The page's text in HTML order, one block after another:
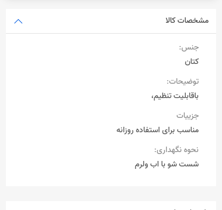
مشخصات کالا
جنس:
کتان
توضیحات:
باقابلیت تنظیم،
جزییات
مناسب برای استفاده روزانه
نحوه نگهداری:
شست شو با اب ولرم